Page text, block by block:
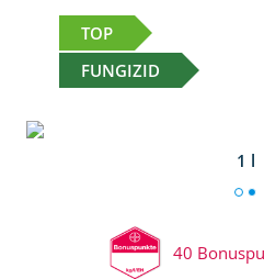
TOP
FUNGIZID
1 l
40